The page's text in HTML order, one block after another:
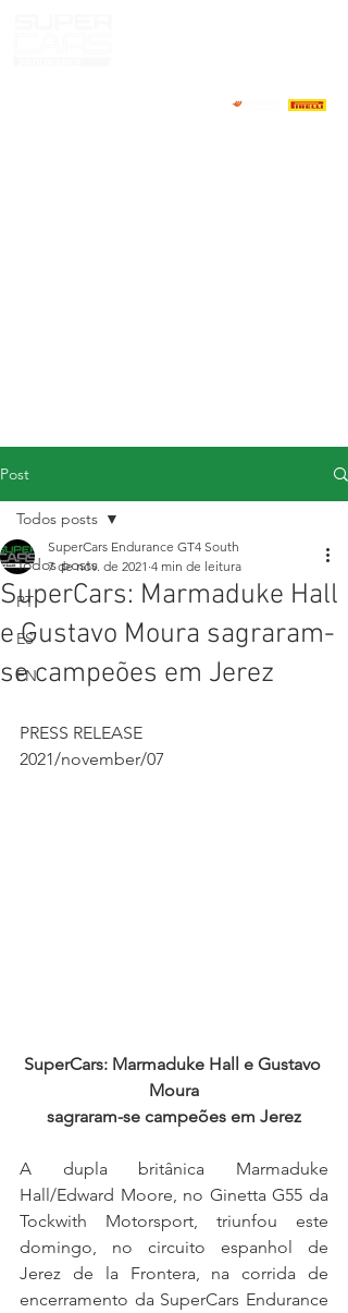
Post
Todos posts
PT
ES
EN
Todos posts
SuperCars: Marmaduke Hall
e Gustavo Moura sagraram-
se campeões em Jerez
SuperCars Endurance GT4 South
7 de nov. de 2021 4 min de leitura
PRESS RELEASE
2021/november/07
SuperCars: Marmaduke Hall e Gustavo
Moura
sagraram-se campeões em Jerez
A dupla britânica Marmaduke
Hall/Edward Moore, no Ginetta G55 da
Tockwith Motorsport, triunfou este
domingo, no circuito espanhol de
Jerez de la Frontera, na corrida de
encerramento da SuperCars Endurance